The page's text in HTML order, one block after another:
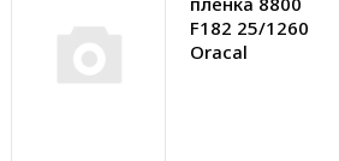
F182 25/1260
Oracal